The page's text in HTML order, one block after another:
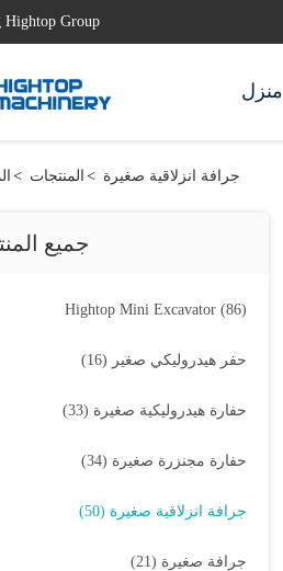
Hightop Group
منزل
> المنتجات > جرافة انزلاقية صغيرة
جميع
Hightop Mini Excavator (86)
حفر هيدروليكي صغير (16)
حفارة هيدروليكية صغيرة (33)
حفارة مجنزرة صغيرة (34)
جرافة انزلاقية صغيرة (50)
جرافة صغيرة (21)